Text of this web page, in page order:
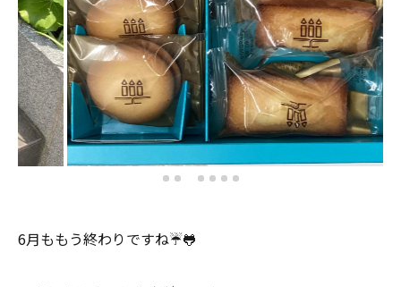
6月ももう終わりですね☔️🐸